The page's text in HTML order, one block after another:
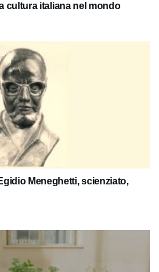
cultura italiana nel mondo
Meneghetti, scienziato,